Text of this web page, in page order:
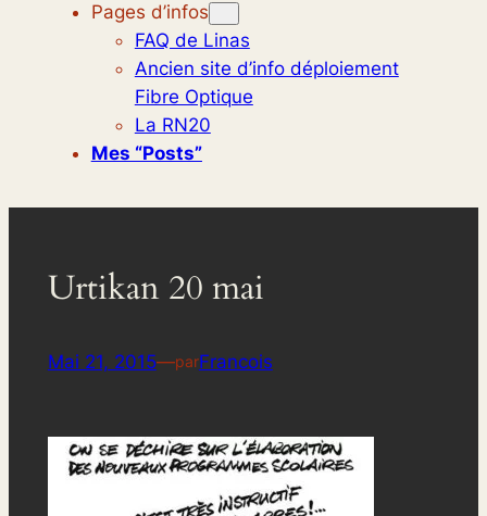
Pages d’infos
FAQ de Linas
Ancien site d’info déploiement
Fibre Optique
La RN20
Mes “posts”
Urtikan 20 mai
Mai 21, 2015—parFrancois